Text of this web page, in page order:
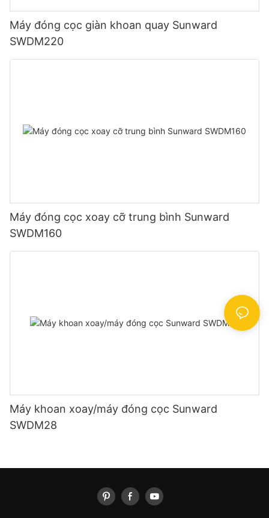
Máy đóng cọc giàn khoan quay Sunward
SWDM220
Máy đóng cọc xoay cỡ trung bình Sunward
SWDM160
Máy khoan xoay/máy đóng cọc Sunward
SWDM28